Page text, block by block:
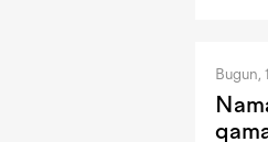
Bugun,